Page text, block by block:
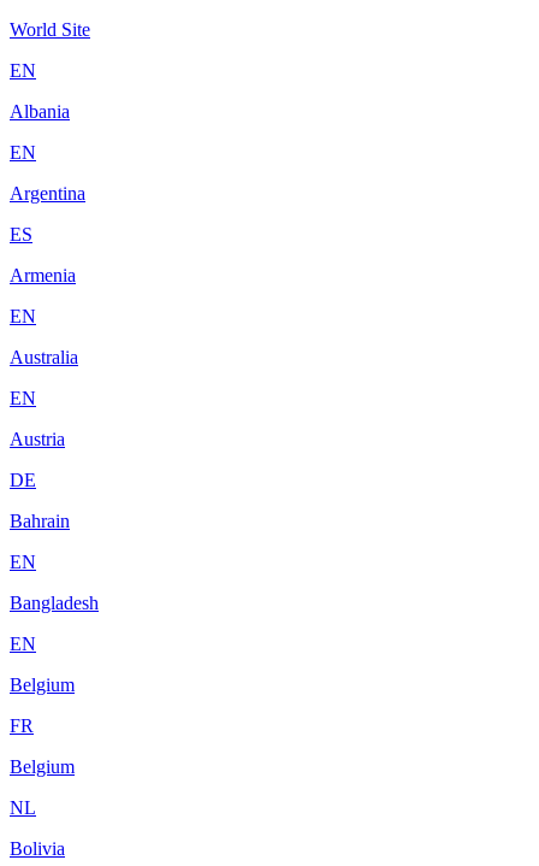
World Site
EN
Albania
EN
Argentina
ES
Armenia
EN
Australia
EN
Austria
DE
Bahrain
EN
Bangladesh
EN
Belgium
FR
Belgium
NL
Bolivia